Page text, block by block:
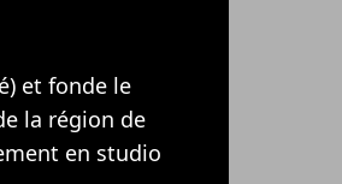
et fonde le
la région de
en studio